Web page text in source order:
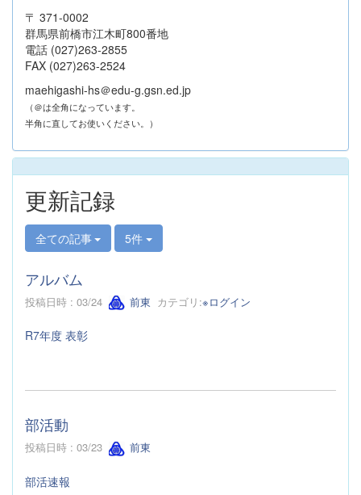
〒 371-0002
群馬県前橋市江木町800番地
電話 (027)263-2855
FAX (027)263-2524
maehigashi-hs＠edu-g.gsn.ed.jp
（＠は全角になっています。
半角に直してお使いください。）
更新記録
全ての記事 5件
アルバム
投稿日時 : 03/24 前東 カテゴリ:※ログイン
R7年度 表彰
部活動
投稿日時 : 03/23 前東
部活速報